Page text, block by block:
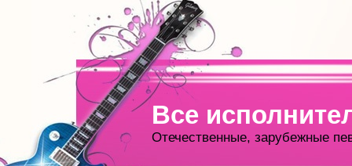
Все
Отечественные, зарубежные